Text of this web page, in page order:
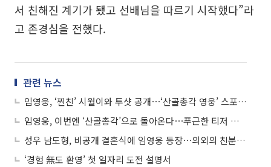
서 친해진 계기가 됐고 선배님을 따르기 시작했다”라
고 존경심을 전했다.
관련 뉴스
임영웅, ‘찐친’ 시월이와 투샷 공개⋯‘산골총각 영웅’ 스포일러
임영웅, 이번엔 ‘산골총각’으로 돌아온다⋯푸근한 티저 사진 ‘눈길’
성우 남도형, 비공개 결혼식에 임영웅 등장⋯의외의 친분 눈길
‘경험 無도 환영’ 첫 일자리 도전 설명서